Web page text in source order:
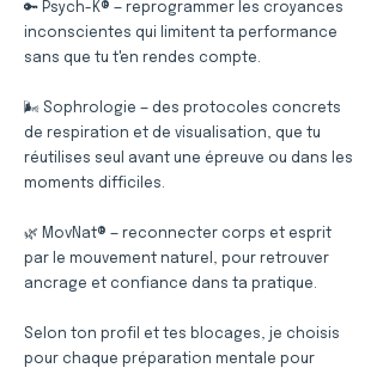
🔑 Psych-K® — reprogrammer les croyances
inconscientes qui limitent ta performance
sans que tu t'en rendes compte.
🌬️ Sophrologie — des protocoles concrets
de respiration et de visualisation, que tu
réutilises seul avant une épreuve ou dans les
moments difficiles.
🌿 MovNat® — reconnecter corps et esprit
par le mouvement naturel, pour retrouver
ancrage et confiance dans ta pratique.
Selon ton profil et tes blocages, je choisis
pour chaque préparation mentale pour